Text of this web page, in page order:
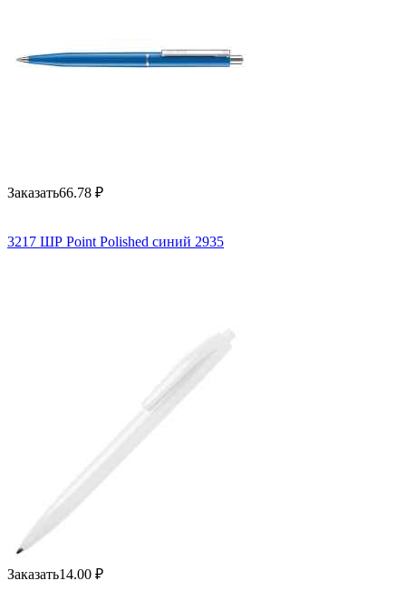
Заказать66.78 ₽
3217 ШР Point Polished синий 2935
Заказать14.00 ₽